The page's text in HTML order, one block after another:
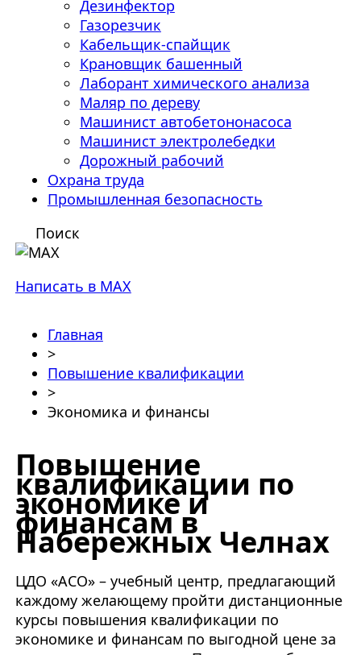
Дезинфектор
Газорезчик
Кабельщик-спайщик
Крановщик башенный
Лаборант химического анализа
Маляр по дереву
Машинист автобетононасоса
Машинист электролебедки
Дорожный рабочий
Охрана труда
Промышленная безопасность
Поиск
Написать в MAX
Главная
>
Повышение квалификации
>
Экономика и финансы
Повышение
квалификации по
экономике и
финансам в
Набережных Челнах
ЦДО «АСО» – учебный центр, предлагающий
каждому желающему пройти дистанционные
курсы повышения квалификации по
экономике и финансам по выгодной цене за